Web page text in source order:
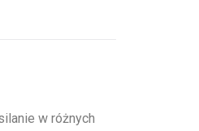
w różnych